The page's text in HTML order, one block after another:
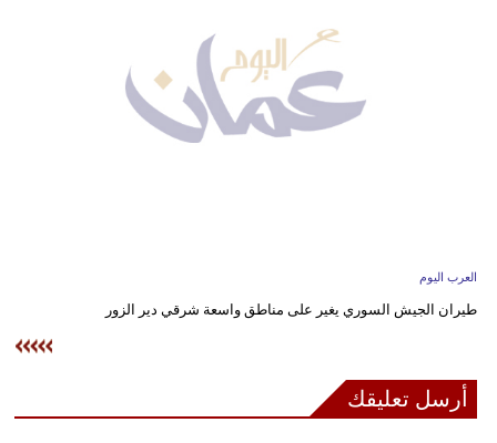
مدوَّنات
العرب اليوم
طيران الجيش السوري يغير على مناطق واسعة شرقي دير الزور
أرسل تعليقك